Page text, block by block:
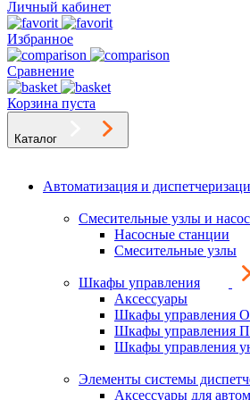
Личный кабинет
Избранное
Сравнение
Корзина пуста
Каталог
Автоматизация и
Смесительные узлы и
Насосные станции
Смесительные узлы
Шкафы управления
Аксессуары
Шкафы управления
Шкафы управления
Шкафы управления
Элементы системы
Аксессуары для